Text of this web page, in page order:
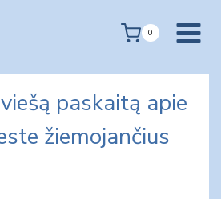
0
paskaitą apie
žiemojančius